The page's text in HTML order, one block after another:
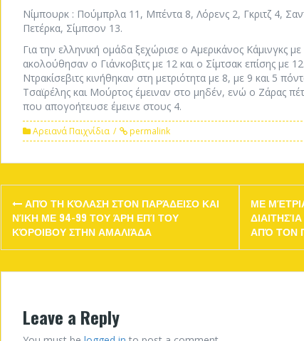
Νίμπουρκ : Πούμπρλα 11, Μπέντα 8, Λόρενς 2, Γκριτζ 4,
Πετέρκα, Σίμπσον 13.
Για την ελληνική ομάδα ξεχώρισε ο Αμερικάνος Κάμινγκς
ακολούθησαν ο Γιάνκοβιτς με 12 και ο Σίμτσακ επίσης με
Ντρακίσεβιτς κινήθηκαν στη μετριότητα με 8, με 9 και 5
Τσαϊρέλης και Μούρτος έμειναν στο μηδέν, ενώ ο Ζάρας
που απογοήτευσε έμεινε στους 4.
Αρειανά Παιχνίδια permalink
Post
navigation
ΑΠΌ ΤΗ ΚΌΛΑΣΗ ΣΤΟΝ ΠΑΡΆΔΕΙΣΟ ΚΑΙ
ΝΊΚΗ ΜΕ 94-99 ΤΟΥ ΆΡΗ ΕΠΊ ΤΟΥ
ΚΌΡΟΙΒΟΥ ΣΤΗΝ ΑΜΑΛΙΆΔΑ
ΜΕ
ΑΠΌ ΤΟΝ
Leave a Reply